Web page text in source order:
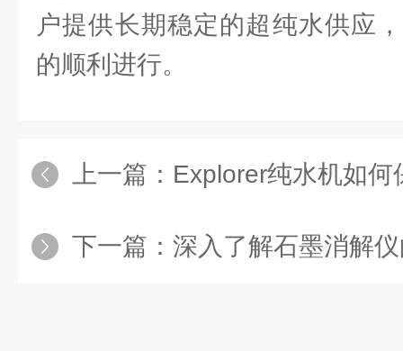
户提供长期稳定的超纯水供应
的顺利进行。
上一篇： Explorer纯水机如何
下一篇： 深入了解石墨消解